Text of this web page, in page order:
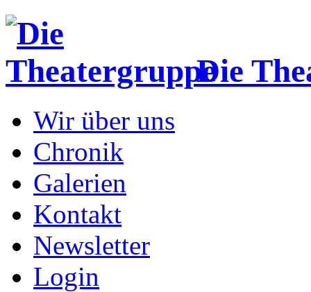
Die
Wir über uns
Chronik
Galerien
Kontakt
Newsletter
Login